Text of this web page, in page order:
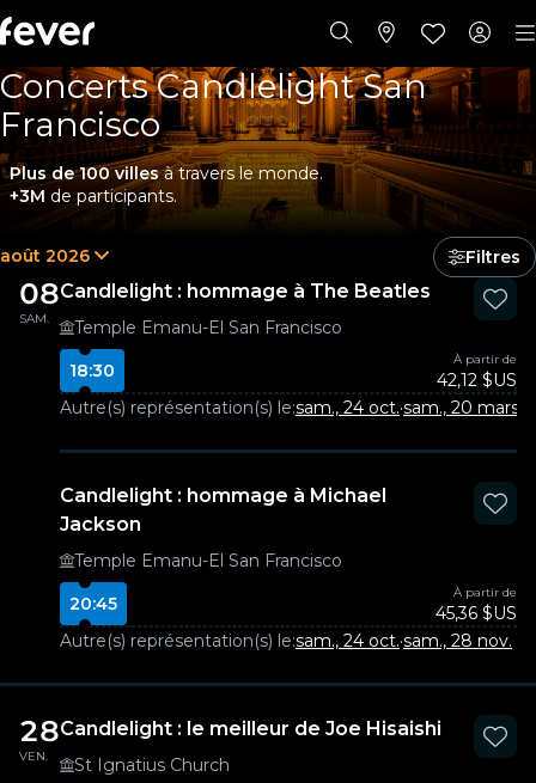
Concerts Candlelight San
Francisco
Plus de 100 villesà travers le monde.
+3M de participants.
août 2026 Filtres
08
SAM.
Candlelight : hommage à The Beatles
Temple Emanu-El San Francisco
18:30
À partir de
42,12 $US
Autre(s) représentation(s) le:sam., 24 oct.·sam., 20 mars
Candlelight : hommage à Michael
Jackson
Temple Emanu-El San Francisco
20:45
À partir de
45,36 $US
Autre(s) représentation(s) le:sam., 24 oct.·sam., 28 nov.
28
VEN.
Candlelight : le meilleur de Joe Hisaishi
St Ignatius Church